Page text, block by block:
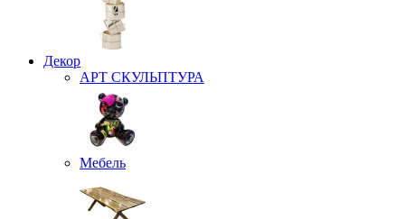
Декор
АРТ СКУЛЬПТУРА
Мебель